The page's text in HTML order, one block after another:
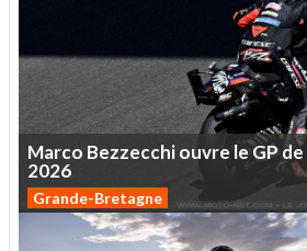
Marco Bezzecchiouvre leGPde
2026
Grande-Bretagne